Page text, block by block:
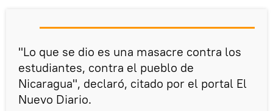
"Lo que se dio es una masacre contra los
estudiantes, contra el pueblo de
Nicaragua", declaró, citado por el portal El
Nuevo Diario.